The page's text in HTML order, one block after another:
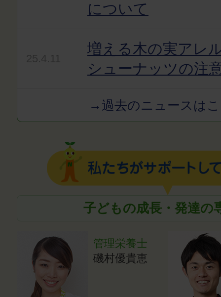
について
増える木の実アレ
シューナッツの注
→過去のニュースは
子どもの成長・発達の
管理栄養士
磯村優貴恵